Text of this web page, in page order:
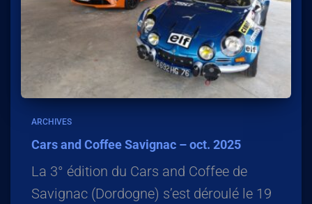
ARCHIVES
Cars and Coffee Savignac – oct. 2025
La 3° édition du Cars and Coffee de
Savignac (Dordogne) s’est déroulé le 19